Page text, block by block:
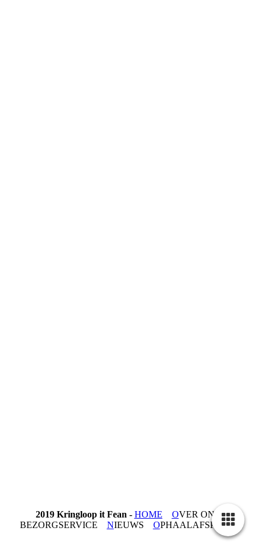
2019 Kringloop it Fean - HOME OVER ONS
BEZORGSERVICE NIEUWS OPHAALAFSPRAAK